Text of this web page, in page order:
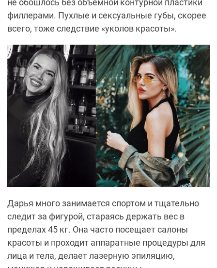
филлерами. Пухлые и сексуальные губы, скорее
всего, тоже следствие «уколов красоты».
Дарья много занимается спортом и тщательно
следит за фигурой, стараясь держать вес в
пределах 45 кг. Она часто посещает салоны
красоты и проходит аппаратные процедуры для
лица и тела, делает лазерную эпиляцию,